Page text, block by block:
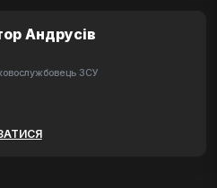
Андрусів
ЗСУ